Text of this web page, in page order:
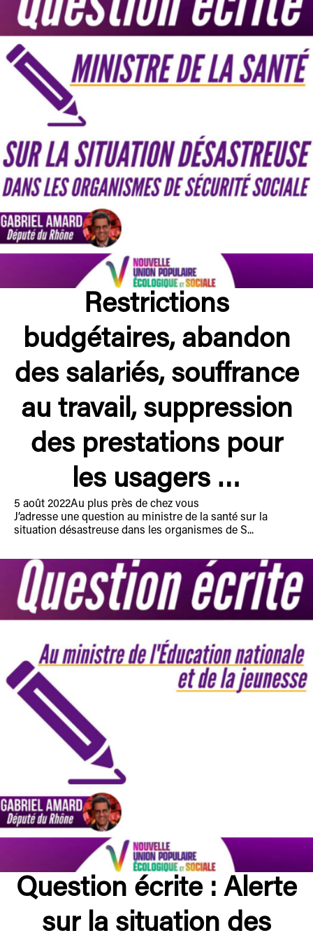
Restrictions
budgétaires, abandon
des salariés, souffrance
au travail, suppression
des prestations pour
les usagers …
5 août 2022Au plus près de chez vous
J’adresse une question au ministre de la santé sur la
situation désastreuse dans les organismes de S...
Question écrite : Alerte
sur la situation des